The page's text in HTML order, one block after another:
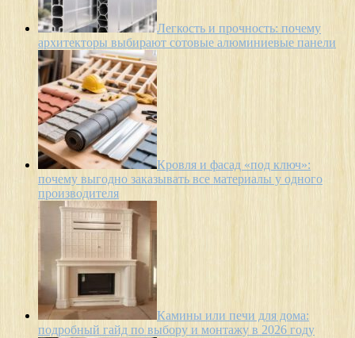
Легкость и прочность: почему
архитекторы выбирают сотовые алюминиевые панели
Кровля и фасад «под ключ»:
почему выгодно заказывать все материалы у одного
производителя
Камины или печи для дома:
подробный гайд по выбору и монтажу в 2026 году